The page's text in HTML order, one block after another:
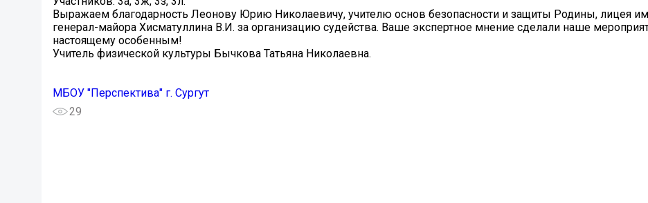
Выражаем благодарность Леонову Юрию Николаевичу, учителю основ безопасности и защиты Родины, лицея
генерал-майора Хисматуллина В.И. за организацию судейства. Ваше экспертное мнение сделали наше
настоящему особенным!
Учитель физической культуры Бычкова Татьяна Николаевна.
МБОУ "Перспектива" г. Сургут
29